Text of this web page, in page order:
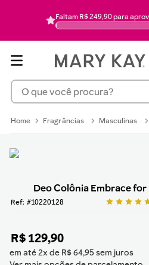
Faltam R$ 249,90 para
O que você procura?
Fragrâncias Masculinas
Deo Colônia Embrace for
: 10220128
R$ 129,90
em até2x de R$64,95 sem juros
pó
mascara cilios
protetor solar
10 pincel